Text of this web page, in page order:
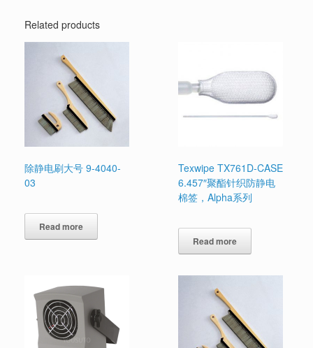
Related products
除静电刷大号 9-4040-
03
Read more
Texwipe TX761D-CASE
6.457″聚酯针织防静电
棉签，Alpha系列
Read more